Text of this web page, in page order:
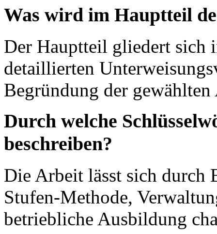
Was wird im Hauptteil
Der Hauptteil gliedert sich
detaillierten
Begründung der
Durch welche
beschreiben?
Die Arbeit lässt sich
Stufen-Methode,
betriebliche Ausbildung